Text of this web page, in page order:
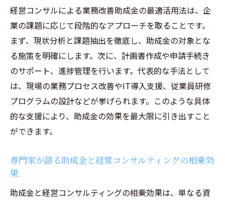
経営コンサルによる業務改善助成金の最適活用法は、企
業の課題に応じて段階的なアプローチを取ることです。
まず、現状分析と課題抽出を徹底し、助成金の対象とな
る施策を明確にします。次に、計画書作成や申請手続き
のサポート、進捗管理を行います。代表的な手法として
は、現場の業務プロセス改善やIT導入支援、従業員研修
プログラムの設計などが挙げられます。このような具体
的な支援により、助成金の効果を最大限に引き出すこと
ができます。
専門家が語る助成金と経営コンサルティングの相乗効
果
助成金と経営コンサルティングの相乗効果は、単なる資